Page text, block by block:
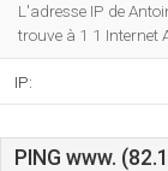
L'adresse IP de
trouve à 1 1 Internet
IP:
PING www.